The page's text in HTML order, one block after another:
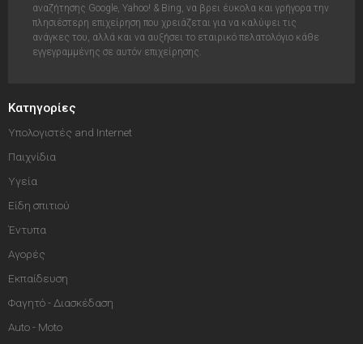
αναζήτησης Google, Yahoo! & Bing, να βρει έυκολα και γρήγορα την
πλησιέστερη επιχείρηση που χρειάζεται για να καλύψει τις
ανάγκες του, αλλά και να αυξήσει το εταιρικό πελατολόγιο κάθε
εγγεγραμμένης σε αυτόν επιχείρησης.
Κατηγορίες
Υπολογιστές and Internet
Παιχνίδια
Υγεία
Είδη σπιτιού
Έντυπα
Αγορές
Εκπαίδευση
Φαγητό - Διασκέδαση
Auto - Moto